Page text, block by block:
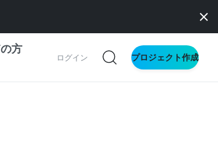
方
ログイン プロジェクト作成